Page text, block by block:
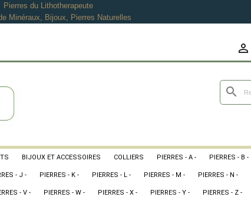
Pierres du Lithotherapeute
Minéraux, Bijoux, Pierres Naturelles

search
BIJOUX ET ACCESSOIRES COLLIERS PIERRES - A - PIERRES - B -
- J - PIERRES - K - PIERRES - L - PIERRES - M - PIERRES - N -
- V - PIERRES - W - PIERRES - X - PIERRES - Y - PIERRES - Z -